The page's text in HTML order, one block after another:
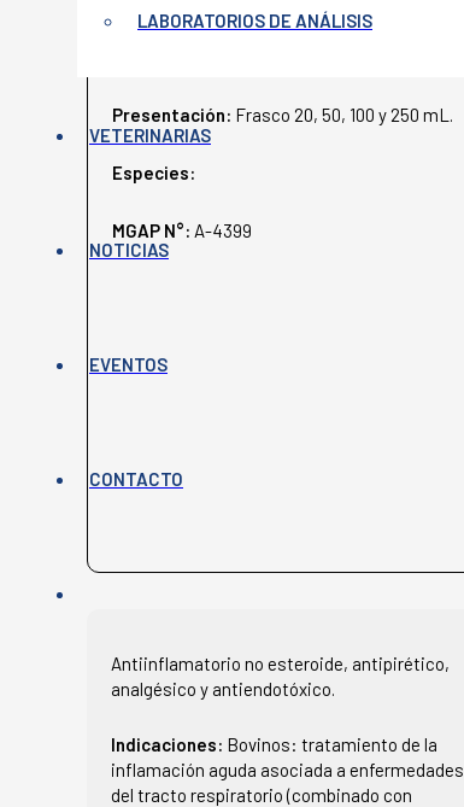
LABORATORIOS DE ANÁLISIS
VETERINARIAS
NOTICIAS
EVENTOS
CONTACTO
Presentación: Frasco 20, 50, 100 y 250 mL.
Especies:
MGAP N°: A-4399
Antiinflamatorio no esteroide, antipirético,
analgésico y antiendotóxico.
Indicaciones: Bovinos: tratamiento de la
inflamación aguda asociada a enfermedades
del tracto respiratorio (combinado con